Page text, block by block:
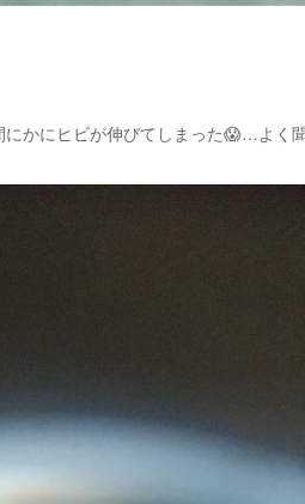
かにヒビが伸びてしまった😱…よく